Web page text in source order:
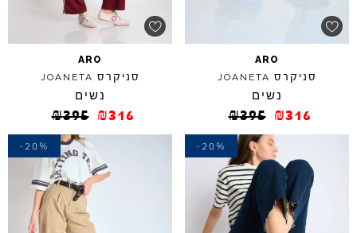
ARO
סניקרס JOANETA
נשים
₪395 ₪316
ARO
סניקרס JOANETA
נשים
₪395 ₪316
-20%
-20%